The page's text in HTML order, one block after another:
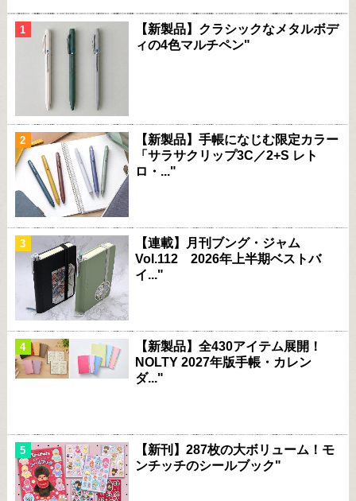
【新製品】クラシックなメタルボデ
ィの4色マルチペン"
【新製品】手帳になじむ限定カラー
「サラサクリップ3C／2+S レト
ロ・..."
【連載】月刊ブング・ジャム
Vol.112 2026年上半期ベストバ
イ..."
【新製品】全430アイテム展開！
NOLTY 2027年版手帳・カレン
ダ..."
【新刊】287枚の大ボリューム！モ
ンチッチのシールブック"